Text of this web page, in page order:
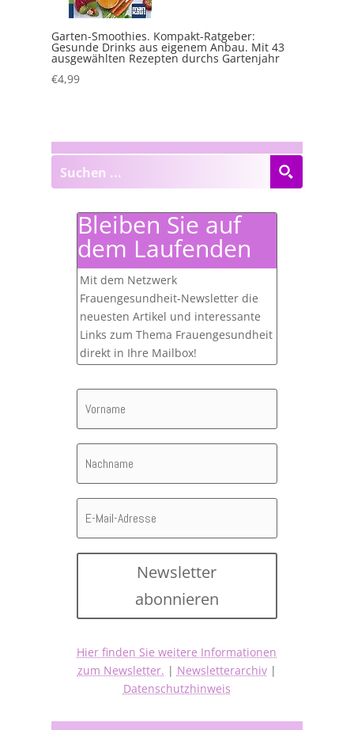
Garten-Smoothies. Kompakt-Ratgeber:
Gesunde Drinks aus eigenem Anbau. Mit 43
ausgewählten Rezepten durchs Gartenjahr
€4,99
Bleiben Sie auf
dem Laufenden
Mit dem Netzwerk
Frauengesundheit-Newsletter die
neuesten Artikel und interessante
Links zum Thema Frauengesundheit
direkt in Ihre Mailbox!
Newsletter
abonnieren
Hier finden Sie weitere Informationen
zum Newsletter. | Newsletterarchiv|
Datenschutzhinweis